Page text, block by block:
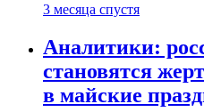
3 месяца спустя
Аналитики:
становятся
в майские